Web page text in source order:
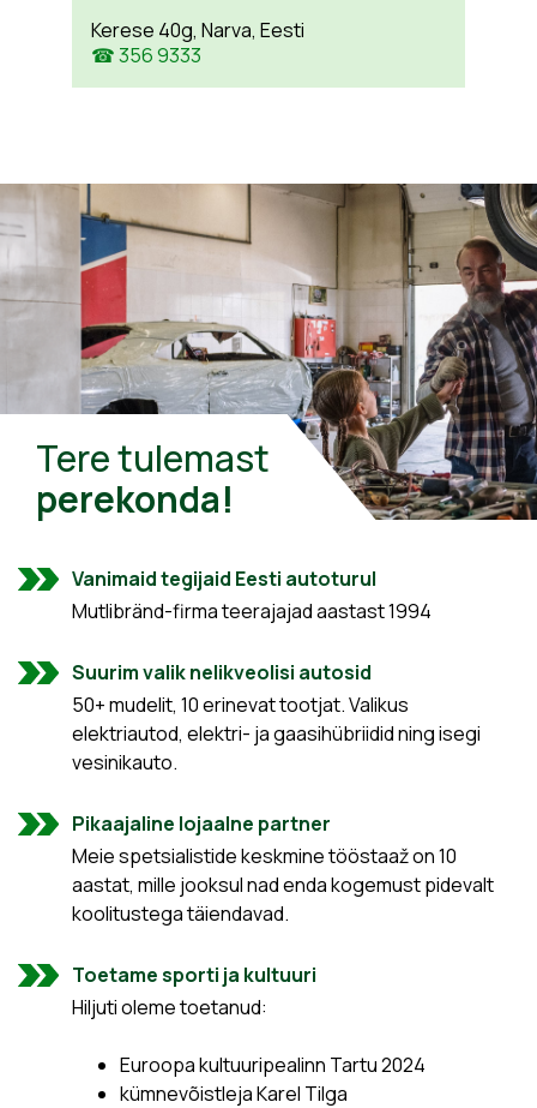
Kerese 40g, Narva, Eesti
☎ 356 9333
Tere tulemast
perekonda!
Vanimaid tegijaid Eesti autoturul
Mutlibränd-firma teerajajad aastast 1994
Suurim valik nelikveolisi autosid
50+ mudelit, 10 erinevat tootjat. Valikus
elektriautod, elektri- ja gaasihübriidid ning isegi
vesinikauto.
Pikaajaline lojaalne partner
Meie spetsialistide keskmine tööstaaž on 10
aastat, mille jooksul nad enda kogemust pidevalt
koolitustega täiendavad.
Toetame sporti ja kultuuri
Hiljuti oleme toetanud:
Euroopa kultuuripealinn Tartu 2024
kümnevõistleja Karel Tilga